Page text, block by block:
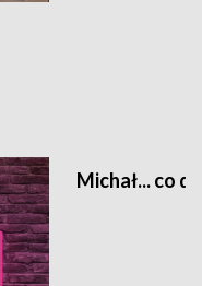
Michał... co